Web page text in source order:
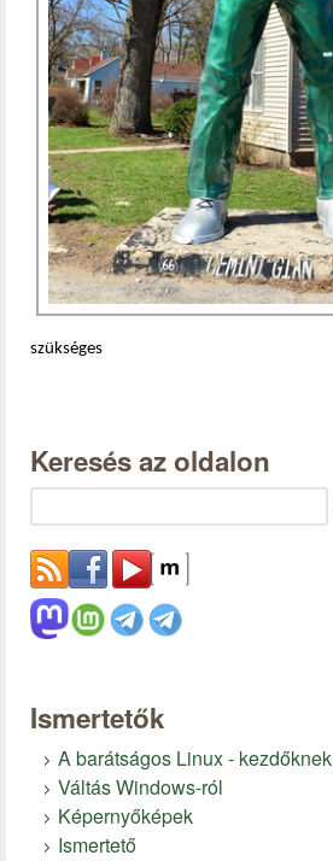
szükséges
Keresés az oldalon
Ismertetők
A barátságos Linux - kezdőknek
Váltás Windows-ról
Képernyőképek
Ismertető